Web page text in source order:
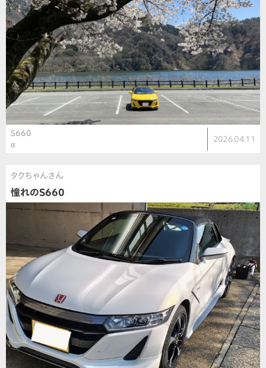
S660
α
2026.04.11
タクちゃんさん
憧れのS660